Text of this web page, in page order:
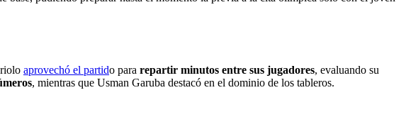
aprovechó el partido para repartir minutos entre sus jugadores, evaluando su
, mientras que Usman Garuba destacó en el dominio de los tableros.